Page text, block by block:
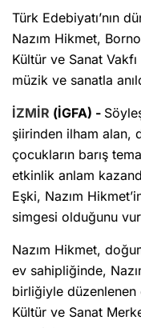
Türk Edebiyatı’nın
Nazım Hikmet,
Kültür ve Sanat
müzik ve sanatla
İZMİR (İGFA) -
şiirinden ilham alan,
çocukların barış
etkinlik anlam
Eşki, Nazım
simgesi olduğunu
Nazım Hikmet,
ev sahipliğinde,
birliğiyle düzenlenen
Kültür ve Sanat